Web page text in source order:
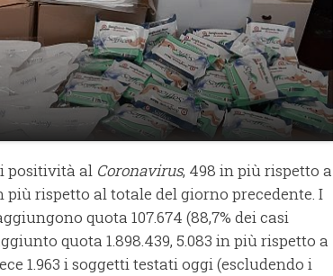
positività al Coronavirus, 498 in più rispetto a
più rispetto al totale del giorno precedente. I
quota 107.674 (88,7% dei casi
quota 1.898.439, 5.083 in più rispetto a
1.963 i soggetti testati oggi (escludendo i